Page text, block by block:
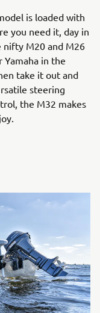
is loaded with
you need it, day in
nifty M20 and M26
in the
take it out and
steering
the M32 makes